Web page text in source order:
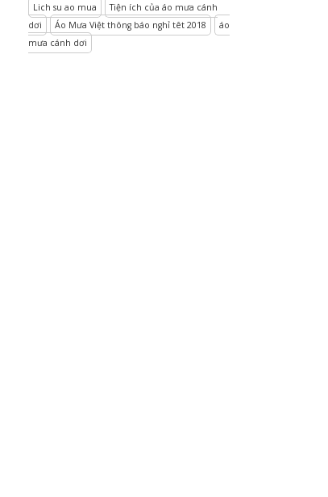
Lich su ao mua
Tiện ích của áo mưa cánh
dơi
Áo Mưa Việt thông báo nghỉ têt 2018
áo
mưa cánh dơi